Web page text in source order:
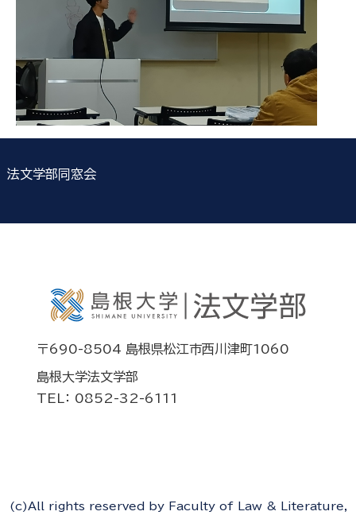
法文学部同窓会
〒690-8504 島根県松江市西川津町1060
島根大学法文学部
TEL： 0852-32-6111
(c)All rights reserved by Faculty of Law & Literature,